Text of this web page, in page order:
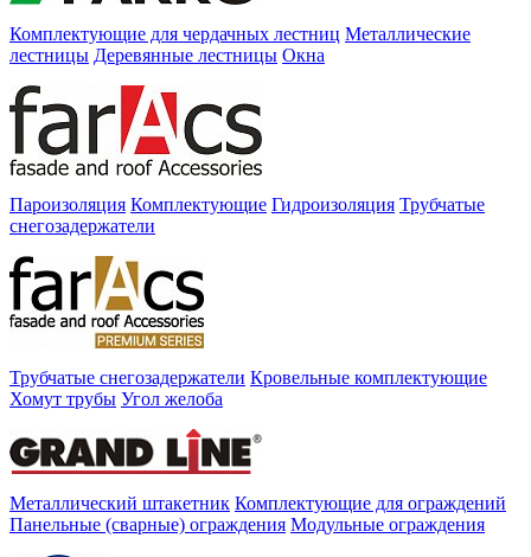
Комплектующие для чердачных лестниц Металлические
лестницы Деревянные лестницы Окна
Пароизоляция Комплектующие Гидроизоляция Трубчатые
снегозадержатели
Трубчатые снегозадержатели Кровельные комплектующие
Хомут трубы Угол желоба
Металлический штакетник Комплектующие для ограждений
Панельные (сварные) ограждения Модульные ограждения